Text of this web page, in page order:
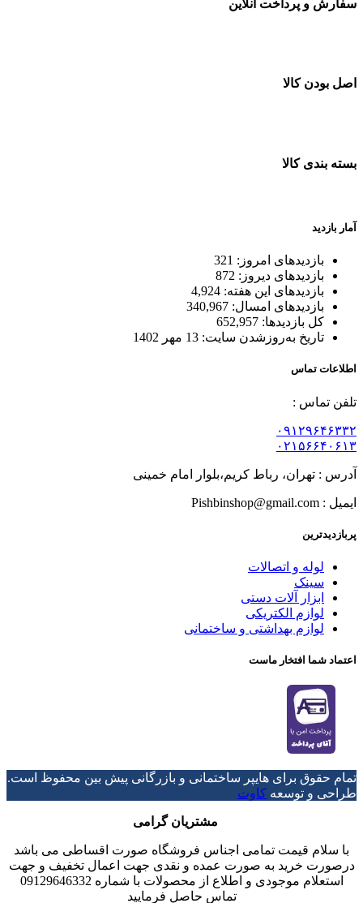
سفارش و پرداخت آنلاین
اصل بودن کالا
بسته بندی کالا
آمار بازدید
بازدیدهای امروز: 321
بازدیدهای دیروز: 872
بازدیدهای این هفته: 4,924
بازدیدهای امسال: 340,967
کل بازدیدها: 652,957
تاریخ به‌روزشدن سایت: 13 مهر 1402
اطلاعات تماس
تلفن تماس :
۰۹۱۲۹۶۴۶۳۳۲
۰۲۱۵۶۶۴۰۶۱۳
آدرس : تهران، رباط کریم،بلوار امام خمینی
ایمیل : Pishbinshop@gmail.com
پربازدیدترین
لوله و اتصالات
سینک
ابزار آلات دستی
لوازم الکتریکی
لوازم بهداشتی و ساختمانی
اعتماد شما افتخار ماست
تمام حقوق برای هایپر ساختمانی و بازرگانی پیش بین محفوظ است.
طراحی و توسعه کاوت
مشتریان گرامی
با سلام قیمت تمامی اجناس فروشگاه صورت اقساطی می باشد
درصورت خرید به صورت عمده و نقدی جهت اعمال تخفیف و جهت
استعلام موجودی و اطلاع از محصولات با شماره 09129646332
تماس حاصل فرمایید